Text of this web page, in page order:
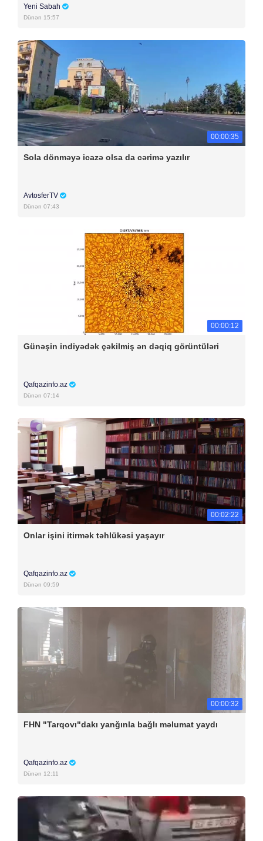
Yeni Sabah
Dünən 15:57
00:00:35
Sola dönməyə icazə olsa da cərimə yazılır
AvtosferTV
Dünən 07:43
00:00:12
Günəşin indiyədək çəkilmiş ən dəqiq görüntüləri
Qafqazinfo.az
Dünən 07:14
00:02:22
Onlar işini itirmək təhlükəsi yaşayır
Qafqazinfo.az
Dünən 09:59
00:00:32
FHN "Tarqovı"dakı yanğınla bağlı məlumat yaydı
Qafqazinfo.az
Dünən 12:11